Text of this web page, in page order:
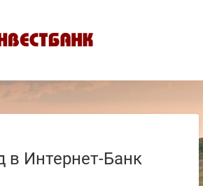
в Интернет-Банк